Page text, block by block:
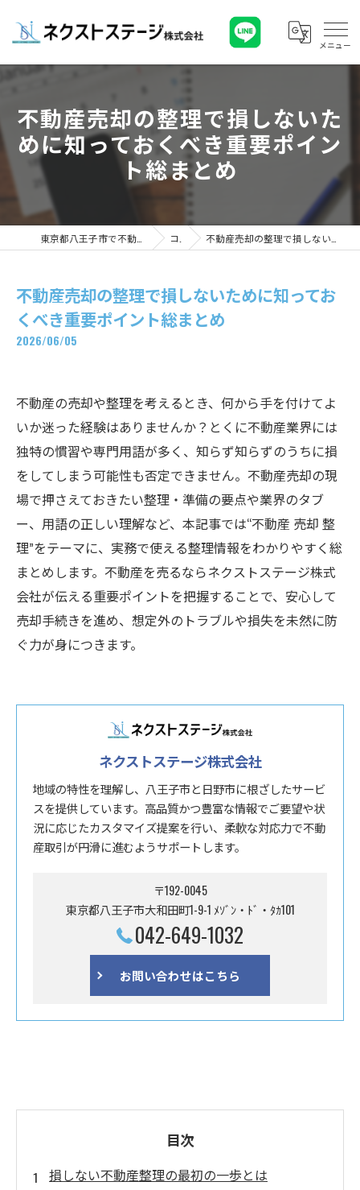
不動産売却の整理で損しないた
めに知っておくべき重要ポイン
ト総まとめ
コラム 不動産売却の整理で損しないために知っておくべき重要ポイント総まとめ
不動産売却の整理で損しないために知ってお
くべき重要ポイント総まとめ
2026/06/05
不動産の売却や整理を考えるとき、何から手を付けてよ
いか迷った経験はありませんか？とくに不動産業界には
独特の慣習や専門用語が多く、知らず知らずのうちに損
をしてしまう可能性も否定できません。不動産売却の現
場で押さえておきたい整理・準備の要点や業界のタブ
ー、用語の正しい理解など、本記事では“不動産 売却 整
理”をテーマに、実務で使える整理情報をわかりやすく総
まとめします。不動産を売るならネクストステージ株式
会社が伝える重要ポイントを把握することで、安心して
売却手続きを進め、想定外のトラブルや損失を未然に防
ぐ力が身につきます。
ネクストステージ株式会社
地域の特性を理解し、八王子市と日野市に根ざしたサービ
スを提供しています。高品質かつ豊富な情報でご要望や状
況に応じたカスタマイズ提案を行い、柔軟な対応力で不動
産取引が円滑に進むようサポートします。
〒192-0045
東京都八王子市大和田町1-9-1 ﾒｿﾞﾝ・ﾄﾞ・ﾀｶ101
042-649-1032
お問い合わせはこちら
目次
損しない不動産整理の最初の一歩とは